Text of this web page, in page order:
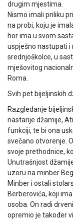
drugim mjestima.
Nismo imali priliku
na probi, koju je
hor ima u svom
uspješno nastupati i
srednjoškolce, u
mješovitog
Roma.
Svih pet bijeljinskih
Razgledanje
nastarije džamije,
funkciji, te bi ona
svečano otvorenje.
svoje prethodnice,
Unutrašnjost
uzoru na minber
Minber i ostali
Berberovića, koji
osoba. On radi
opremio je također